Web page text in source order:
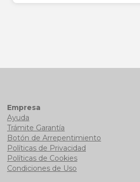
Empresa
Ayuda
Trámite Garantía
Botón de Arrepentimiento
Políticas de Privacidad
Políticas de Cookies
Condiciones de Uso